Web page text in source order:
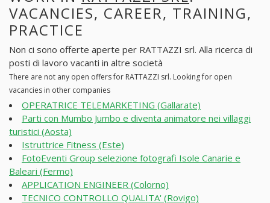
VACANCIES, CAREER, TRAINING,
PRACTICE
Non ci sono offerte aperte per RATTAZZI srl. Alla ricerca di
posti di lavoro vacanti in altre società
There are not any open offers for RATTAZZI srl. Looking for open
vacancies in other companies
OPERATRICE TELEMARKETING (Gallarate)
Parti con Mumbo Jumbo e diventa animatore nei villaggi
turistici (Aosta)
Istruttrice Fitness (Este)
FotoEventi Group selezione fotografi Isole Canarie e
Baleari (Fermo)
APPLICATION ENGINEER (Colorno)
TECNICO CONTROLLO QUALITA' (Rovigo)